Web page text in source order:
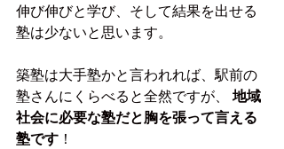
伸び伸びと学び、そして結果を出せる
塾は少ないと思います。
築塾は大手塾かと言われれば、駅前の
塾さんにくらべると全然ですが、 地域
社会に必要な塾だと胸を張って言える
塾です ！